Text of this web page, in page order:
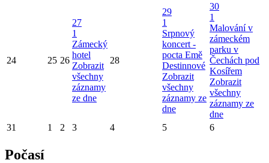
24 25 26
27
1
Zámecký
hotel
Zobrazit
všechny
záznamy
ze dne
28
29
1
Srpnový
koncert -
pocta Emě
Destinnové
Zobrazit
všechny
záznamy ze
dne
30
1
Malování v
zámeckém
parku v
Čechách pod
Kosířem
Zobrazit
všechny
záznamy ze
dne
31
1 2 3 4 5 6
Počasí